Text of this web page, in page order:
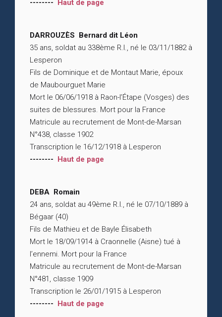
-------- Haut de page
DARROUZÈS Bernard dit Léon
35 ans, soldat au 338ème R.I., né le 03/11/1882 à
Lesperon
Fils de Dominique et de Montaut Marie, époux
de Maubourguet Marie
Mort le 06/06/1918 à Raon-l’Étape (Vosges) des
suites de blessures. Mort pour la France
Matricule au recrutement de Mont-de-Marsan
N°438, classe 1902
Transcription le 16/12/1918 à Lesperon
-------- Haut de page
DEBA Romain
24 ans, soldat au 49ème R.I., né le 07/10/1889 à
Bégaar (40)
Fils de Mathieu et de Bayle Élisabeth
Mort le 18/09/1914 à Craonnelle (Aisne) tué à
l’ennemi. Mort pour la France
Matricule au recrutement de Mont-de-Marsan
N°481, classe 1909
Transcription le 26/01/1915 à Lesperon
-------- Haut de page